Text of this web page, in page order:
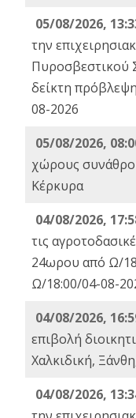
05/08/2026,
την
Πυροσβεστικού
δείκτη
08-2026
05/08/2026,
χώρους
Κέρκυρα
04/08/2026,
τις
24ωρου από Ω/
Ω/18:00/04-08-
04/08/2026,
επιβολή
Χαλκιδική,
04/08/2026,